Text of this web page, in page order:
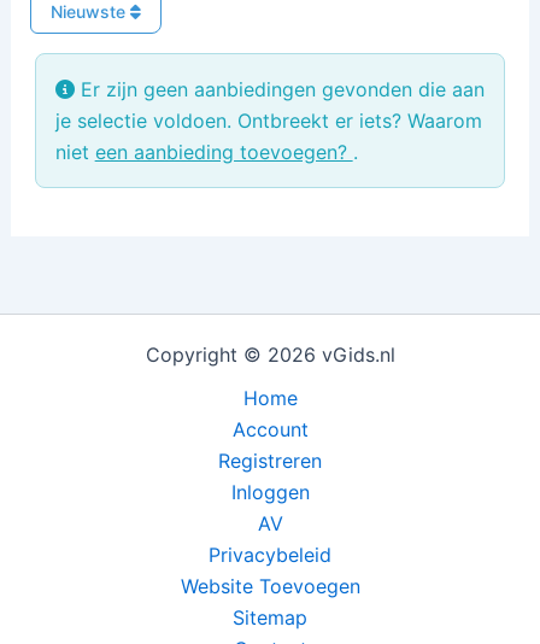
Nieuwste
Er zijn geen aanbiedingen gevonden die aan
je selectie voldoen. Ontbreekt er iets? Waarom
niet een aanbieding toevoegen? .
Copyright © 2026 vGids.nl
Home
Account
Registreren
Inloggen
AV
Privacybeleid
Website Toevoegen
Sitemap